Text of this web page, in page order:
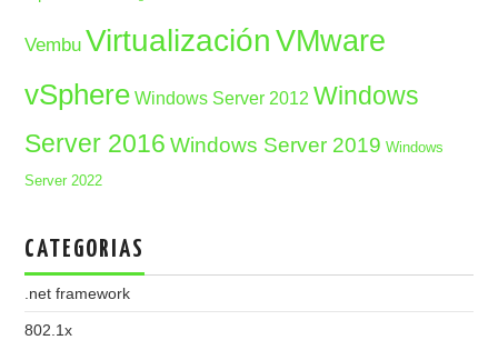
Vembu Virtualización VMware
vSphere Windows Server 2012 Windows
Server 2016 Windows Server 2019 Windows
Server 2022
CATEGORIAS
.net framework
802.1x